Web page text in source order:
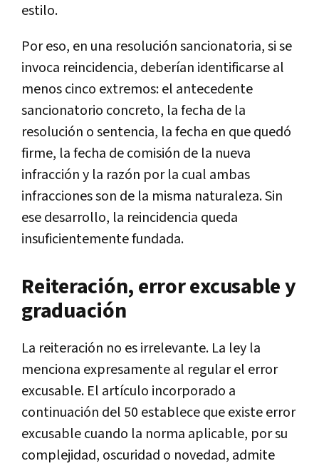
estilo.
Por eso, en una resolución sancionatoria, si se
invoca reincidencia, deberían identificarse al
menos cinco extremos: el antecedente
sancionatorio concreto, la fecha de la
resolución o sentencia, la fecha en que quedó
firme, la fecha de comisión de la nueva
infracción y la razón por la cual ambas
infracciones son de la misma naturaleza. Sin
ese desarrollo, la reincidencia queda
insuficientemente fundada.
Reiteración, error excusable y
graduación
La reiteración no es irrelevante. La ley la
menciona expresamente al regular el error
excusable. El artículo incorporado a
continuación del 50 establece que existe error
excusable cuando la norma aplicable, por su
complejidad, oscuridad o novedad, admite